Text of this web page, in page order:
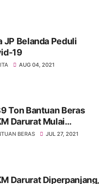
JP Belanda Peduli
19
AUG 04, 2021
Ton Bantuan Beras
Darurat Mulai
BERAS JUL 27, 2021
Darurat Diperpanjang,